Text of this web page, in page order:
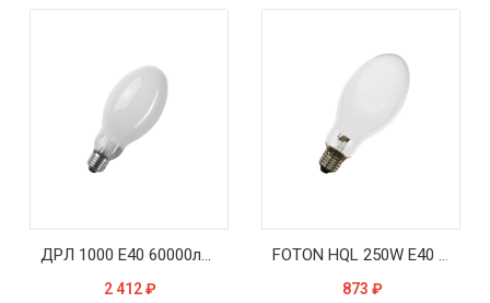
ДРЛ 1000 Е40 60000лм 18000ч - лампа СТ-КОМ
2 412₽
FOTON HQL 250W E40 4200K 13000Lm 20000H - лампа ДРЛ
873 ₽